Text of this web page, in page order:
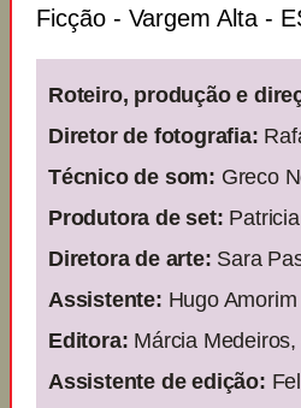
Ficção - Vargem Alta -
Roteiro, produção e
Diretor de fotografia:
Técnico de som: Greco
Produtora de set:
Diretora de arte: Sara
Assistente: Hugo Amorim
Editora: Márcia Medeiros,
Assistente de edição: